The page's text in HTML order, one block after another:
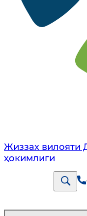
Жиззах вилояти
ҳокимлиги